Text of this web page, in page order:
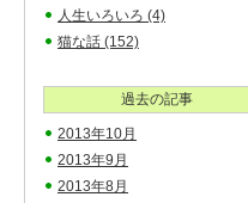
人生いろいろ (4)
猫な話 (152)
過去の記事
2013年10月
2013年9月
2013年8月